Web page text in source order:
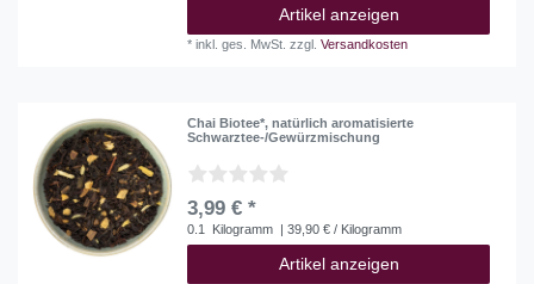
Artikel anzeigen
*inkl. ges. MwSt. zzgl.Versandkosten
Chai Biotee*, natürlich aromatisierte
Schwarztee-/Gewürzmischung
3,99 € *
0.1 Kilogramm | 39,90 € / Kilogramm
Artikel anzeigen